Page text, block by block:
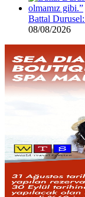
Battal
08/08/2026